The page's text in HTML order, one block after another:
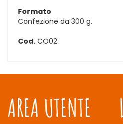
Formato
Confezione da 300 g.
Cod. CO02
AREA UTENTE